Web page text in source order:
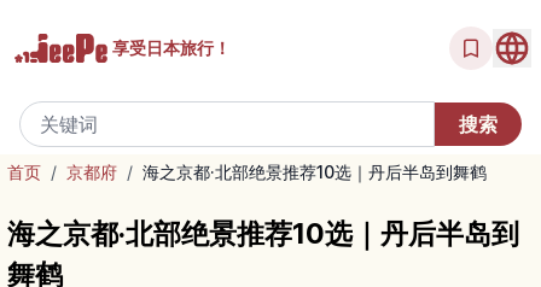
享受日本旅行！
首页 / 京都府 / 海之京都·北部绝景推荐10选｜丹后半岛到舞鹤
海之京都·北部绝景推荐10选｜丹后半岛到
舞鹤